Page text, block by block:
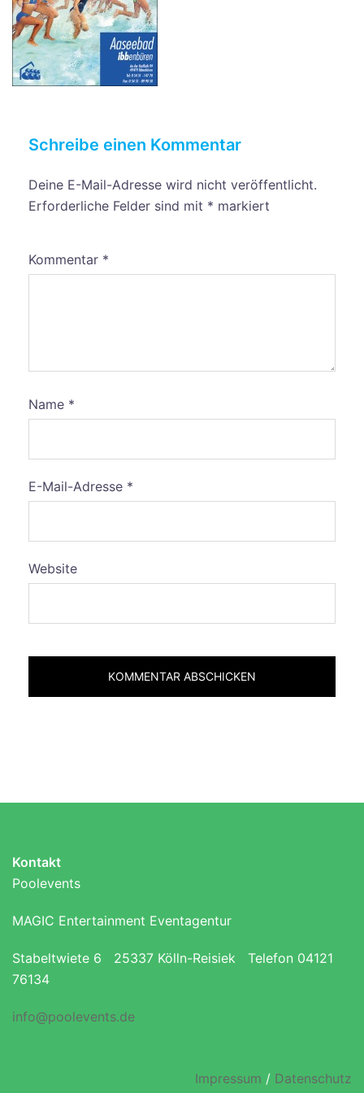
Schreibe einen Kommentar
Deine E-Mail-Adresse wird nicht veröffentlicht.
Erforderliche Felder sind mit * markiert
Kommentar *
Name *
E-Mail-Adresse *
Website
Kontakt
Poolevents
MAGIC Entertainment Eventagentur
Stabeltwiete 6 25337 Kölln-Reisiek Telefon 04121
76134
info@poolevents.de
Impressum / Datenschutz